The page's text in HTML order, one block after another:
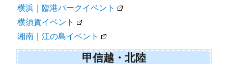
横浜｜臨港パークイベント
横須賀イベント
湘南｜江の島イベント
甲信越・北陸